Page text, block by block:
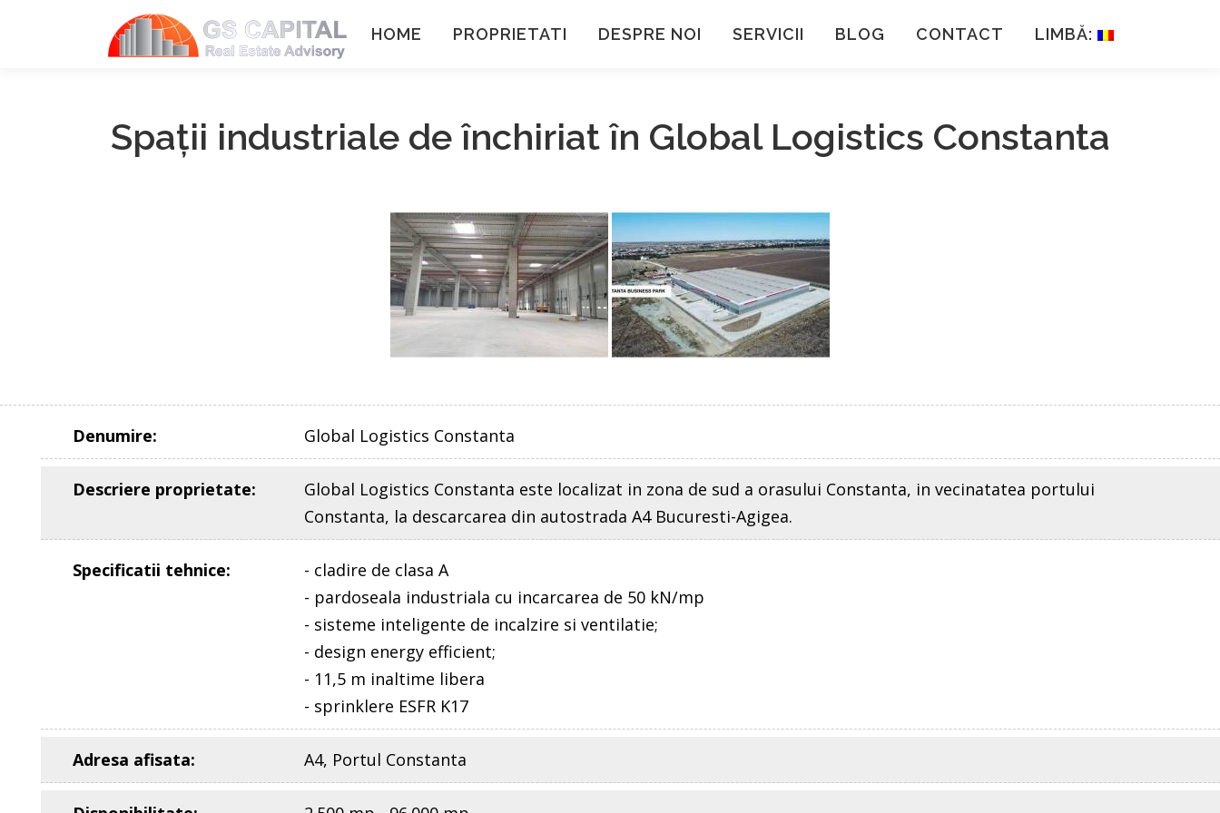
HOME PROPRIETATI DESPRE NOI SERVICII BLOG CONTACT LIMBĂ:
Spaţii industriale de închiriat în Global Logistics Constanta
Denumire: Global Logistics Constanta
Descriere proprietate:
Global Logistics Constanta este localizat in zona de sud a orasului Constanta, in vecinatatea portului
Constanta, la descarcarea din autostrada A4 Bucuresti-Agigea.
Specificatii tehnice:
- cladire de clasa A
- pardoseala industriala cu incarcarea de 50 kN/mp
- sisteme inteligente de incalzire si ventilatie;
- design energy efficient;
- 11,5 m inaltime libera
- sprinklere ESFR K17
Adresa afisata: A4, Portul Constanta